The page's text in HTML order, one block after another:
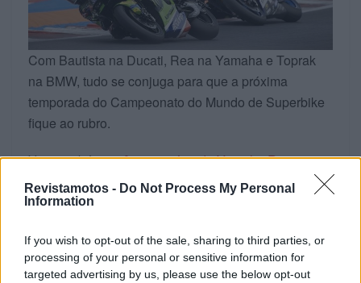
Revistamotos - Do Not Process My Personal
Information
If you wish to opt-out of the sale, sharing to third parties, or
processing of your personal or sensitive information for
targeted advertising by us, please use the below opt-out
Com Bautista na Ducati, Rea na Yamaha e Toprak
na BMW, tudo se conjuga para que a próxima
temporada do Campeonato do Mundo de Superbike
fique ao rubro.
Veja também25.º aniversário da Yamaha R1
PÁGINA 1 DE 2
Tags: destaque Jonathan Rea kawasaki
SBK
Yamaha